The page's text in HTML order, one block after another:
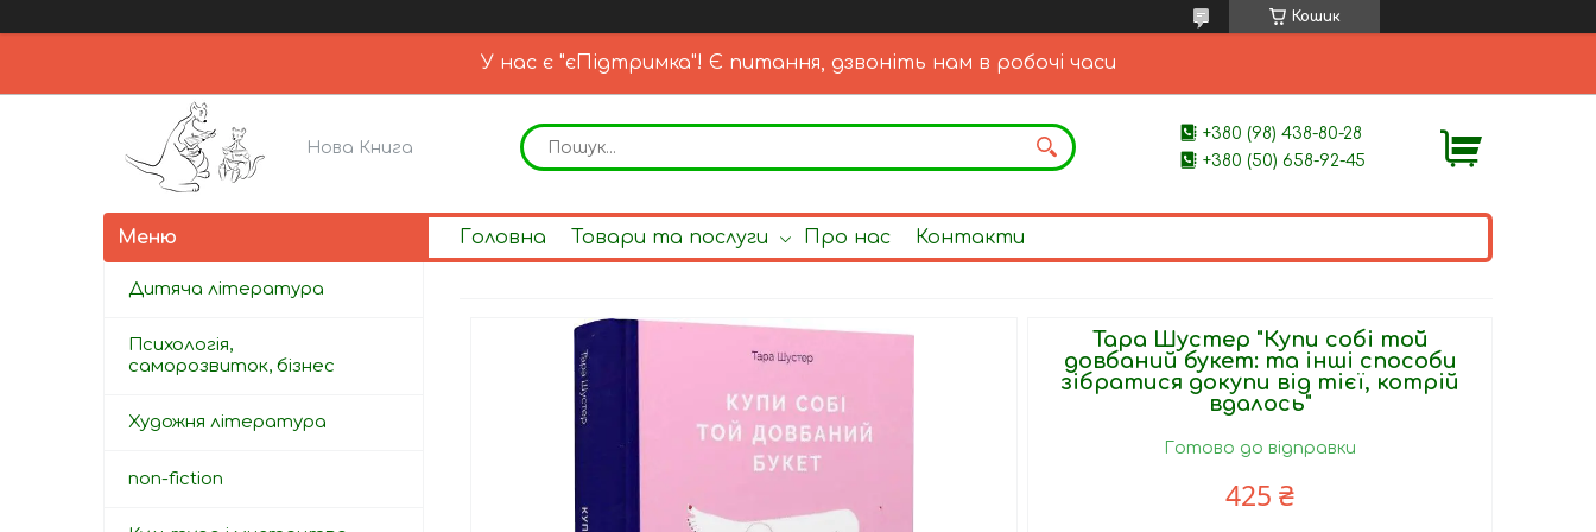
Кошик
У нас є "єПідтримка"! Є питання, дзвоніть нам в робочі часи
Нова Книга
+380 (98) 438-80-28
+380 (50) 658-92-45
Головна Товари та послуги Про нас Контакти
Тара Шустер "Купи собі той
довбаний букет: та інші способи
зібратися докупи від тієї, котрій
вдалось"
Готово до відправки
425 ₴
Дитяча література
Психологія,
саморозвиток, бізнес
Художня література
non-fiction